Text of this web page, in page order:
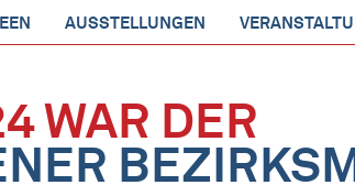
AUSSTELLUNGEN
WAR DER